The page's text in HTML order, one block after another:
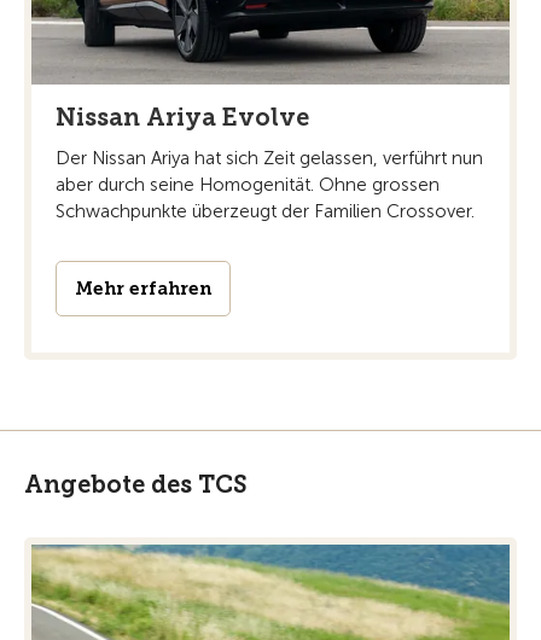
Nissan Ariya Evolve
Der Nissan Ariya hat sich Zeit gelassen, verführt nun
aber durch seine Homogenität. Ohne grossen
Schwachpunkte überzeugt der Familien Crossover.
Mehr erfahren
Angebote des TCS